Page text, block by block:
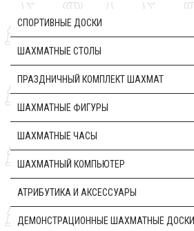
CПОРТИВНЫЕ ДОСКИ
ШАХМАТНЫЕ СТОЛЫ
ПРАЗДНИЧНЫЙ КОМПЛЕКТ ШАХМАТ
ШАХМАТНЫЕ ФИГУРЫ
ШАХМАТНЫЕ ЧАСЫ
ШАХМАТНЫЙ КОМПЬЮТЕР
АТРИБУТИКА И АКСЕССУАРЫ
ДЕМОНСТРАЦИОННЫЕ ШАХМАТНЫЕ ДОСКИ